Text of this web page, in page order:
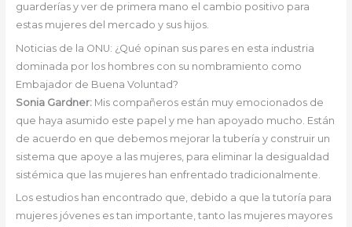
guarderías y ver de primera mano el cambio positivo para
estas mujeres del mercado y sus hijos.
Noticias de la ONU: ¿Qué opinan sus pares en esta industria
dominada por los hombres con su nombramiento como
Embajador de Buena Voluntad?
Sonia Gardner:Mis compañeros están muy emocionados de
que haya asumido este papel y me han apoyado mucho. Están
de acuerdo en que debemos mejorar la tubería y construir un
sistema que apoye a las mujeres, para eliminar la desigualdad
sistémica que las mujeres han enfrentado tradicionalmente.
Los estudios han encontrado que, debido a que la tutoría para
mujeres jóvenes es tan importante, tanto las mujeres mayores